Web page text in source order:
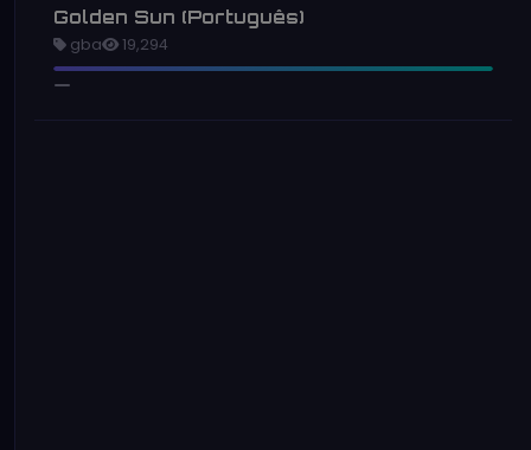
Golden Sun (Português)
gba 19,294